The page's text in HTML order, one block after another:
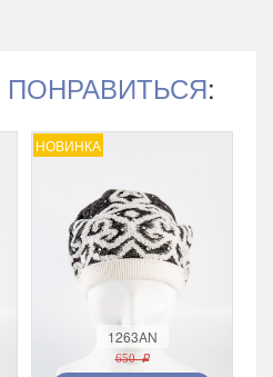
ПОНРАВИТЬСЯ:
НОВИНКА
1263AN
650 r